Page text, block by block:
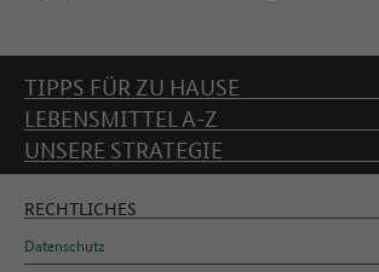
Inhaltsverzeichnis
TIPPS FÜR ZU HAUSE
LEBENSMITTEL A-Z
UNSERE STRATEGIE
RECHTLICHES
Datenschutz